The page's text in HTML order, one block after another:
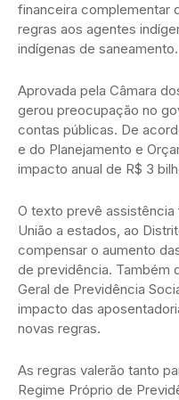
financeira complementar
regras aos agentes
indígenas de saneamento.
Aprovada pela Câmara
gerou preocupação no
contas públicas. De
e do Planejamento e
impacto anual de R$ 3
O texto prevê
União a estados, ao
compensar o aumento
de previdência. Também
Geral de Previdência
impacto das
novas regras.
As regras valerão tanto
Regime Próprio de